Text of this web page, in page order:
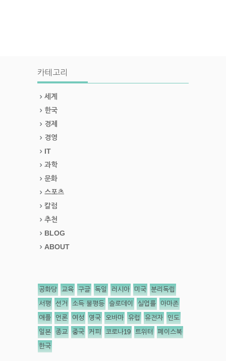
카테고리
세계
한국
경제
경영
IT
과학
문화
스포츠
칼럼
추천
BLOG
ABOUT
공화당 교육 구글 독일 러시아 미국 분리독립
서평 선거 소득 불평등 슬로데이 실업률 아마존
애플 언론 여성 영국 오바마 유럽 유전자 인도
일본 종교 중국 커피 코로나19 트위터 페이스북
한국